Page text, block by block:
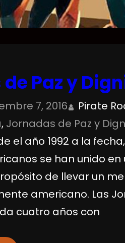
Paz y
7, 2016
Pirate
, Jornadas de Paz y
el año 1992 a la
se han unido
de llevar un
americano. Las
cuatro años con